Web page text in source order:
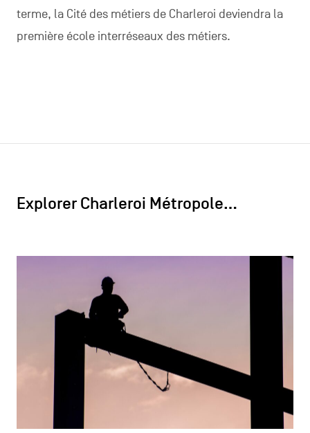
terme, la Cité des métiers de Charleroi deviendra la
première école interréseaux des métiers.
Explorer Charleroi Métropole…